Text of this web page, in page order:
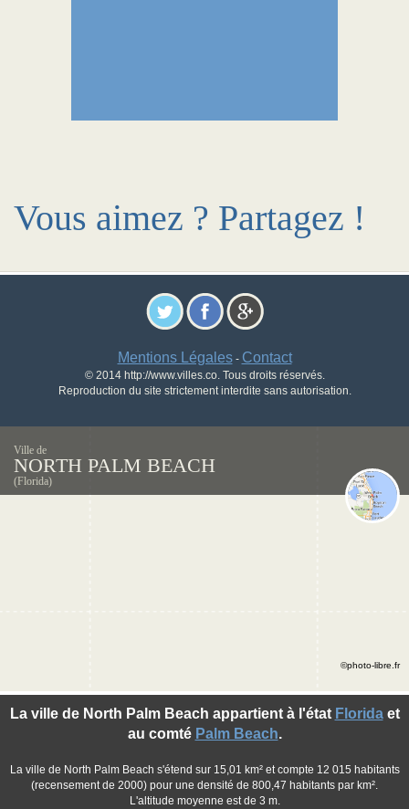
Vous aimez ? Partagez !
Mentions Légales- Contact
© 2014 http://www.villes.co. Tous droits réservés.
Reproduction du site strictement interdite sans autorisation.
Ville de
NORTH PALM BEACH
(Florida)
La ville de North Palm Beach appartient à l'état Floridaet
au comté Palm Beach.
La ville de North Palm Beach s'étend sur 15,01 km² et compte 12 015 habitants
(recensement de 2000) pour une densité de 800,47 habitants par km².
L'altitude moyenne est de 3 m.
©photo-libre.fr